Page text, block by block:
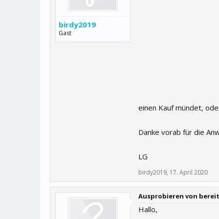
birdy2019
Gast
einen Kauf mündet,
Danke vorab für die
LG
birdy2019, 17. April 2020
Ausprobieren von
Hallo,